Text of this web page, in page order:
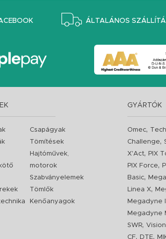
ÁLTALÁNOS
Csapágyak
Tömítések
Hajtóművek,
motorok
Szabványelemek
Tömlők
Kenőanyagok
GYÁRTÓK
Omec,
Challenge,
X'Act, PIX
PIX Force,
Basic,
Linea X,
Megadyne
Megadyne
SWR,Vision
CF, DTE,